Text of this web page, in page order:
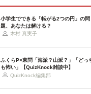
小学生でできる「転がる2つの円」の問
題、あなたは解ける？
木村 真実子
ふくらP×東問「海派？山派？」「どっ
も怖い」【QuizKnock雑談中】
QuizKnock編集部